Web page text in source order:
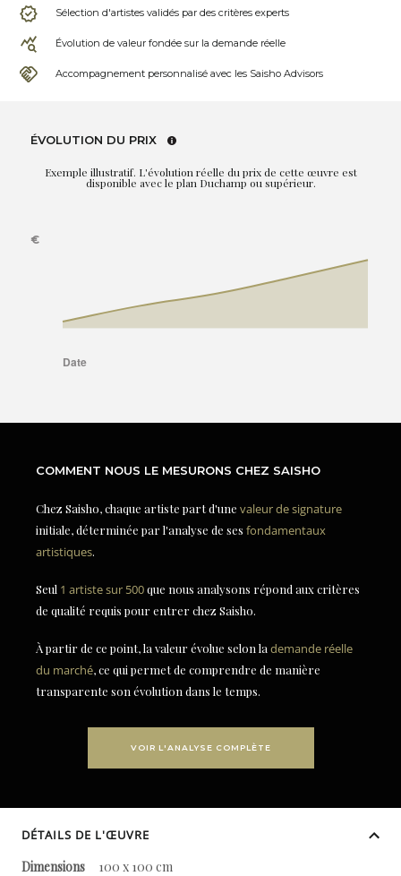
Sélection d'artistes validés par des critères experts
Évolution de valeur fondée sur la demande réelle
Accompagnement personnalisé avec les Saisho Advisors
ÉVOLUTION DU PRIX
Exemple illustratif. L'évolution réelle du prix de cette œuvre est
disponible avec le plan Duchamp ou supérieur.
COMMENT NOUS LE MESURONS CHEZ SAISHO
Chez Saisho, chaque artiste part d'une valeur de signature
initiale, déterminée par l'analyse de ses fondamentaux
artistiques.
Seul 1 artiste sur 500que nous analysons répond aux critères
de qualité requis pour entrer chez Saisho.
À partir de ce point, la valeur évolue selon la demande réelle
du marché, ce qui permet de comprendre de manière
transparente son évolution dans le temps.
VOIR L'ANALYSE COMPLÈTE
DÉTAILS DE L'ŒUVRE
Dimensions
100 x 100 cm